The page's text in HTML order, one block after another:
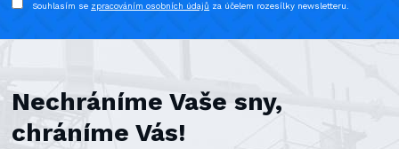
Souhlasím se zpracováním osobních údajů za účelem rozesílky newsletteru.
Nechráníme Vaše sny,
chráníme Vás!